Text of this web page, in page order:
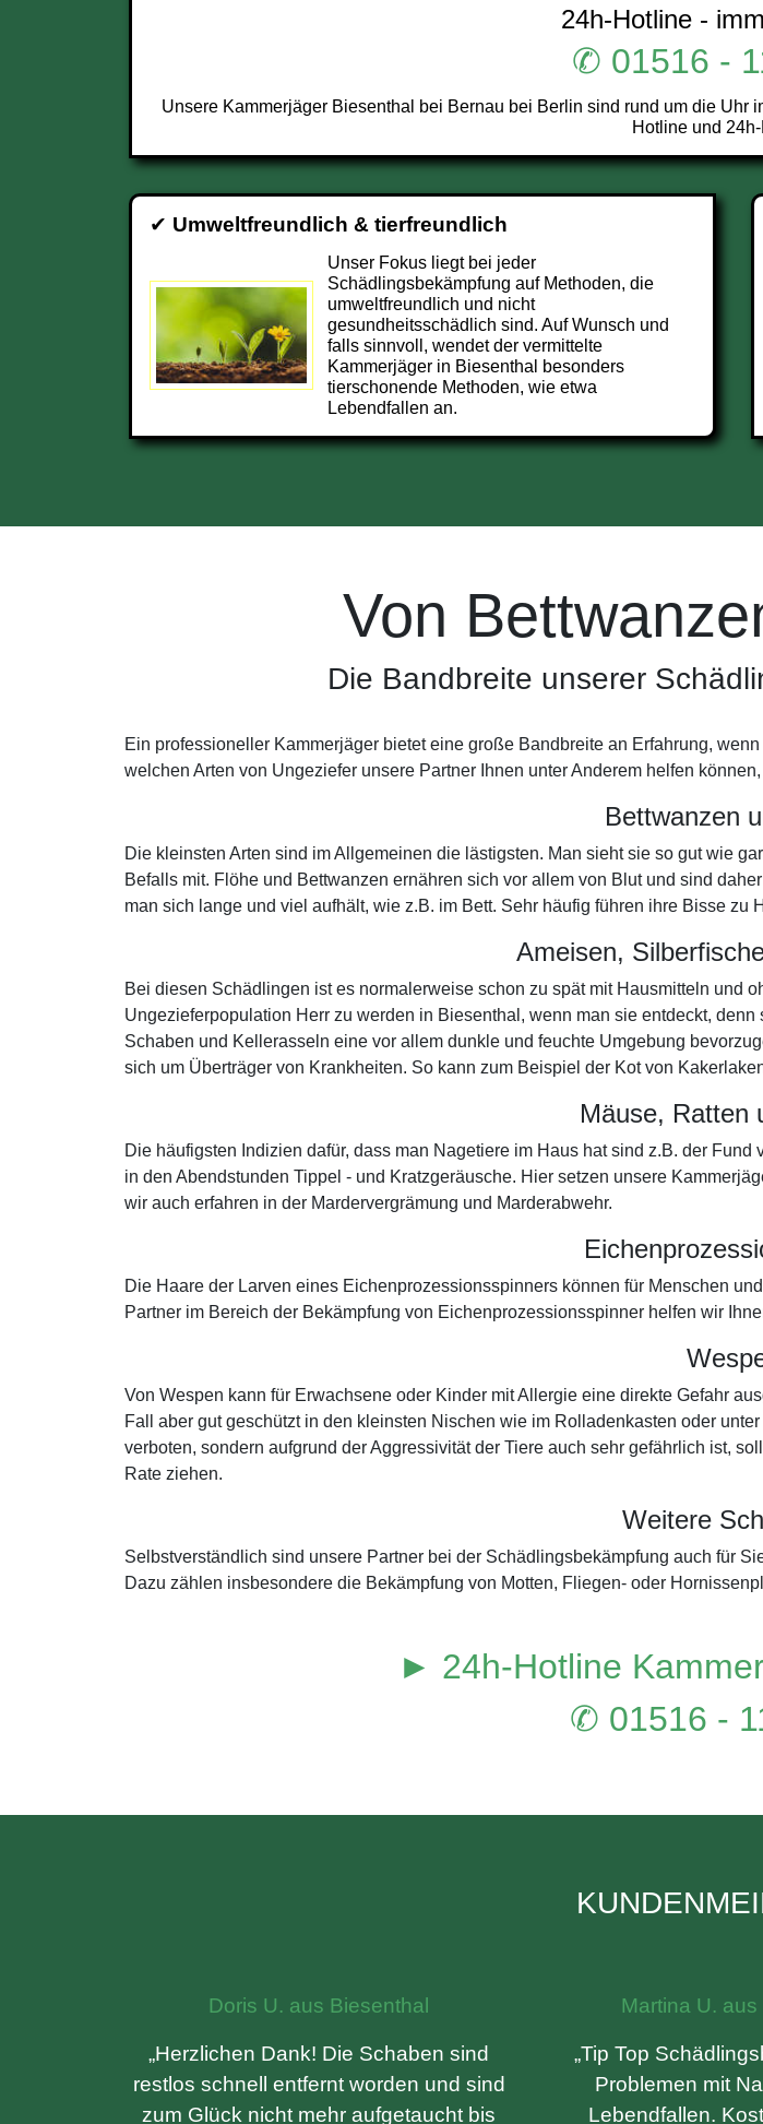
24h-Hotline -
✆ 01516 -
Unsere Kammerjäger Biesenthal bei Bernau bei Berlin sind rund um die Uhr
Hotline und
✔ Umweltfreundlich & tierfreundlich
Unser Fokus liegt bei jeder
Schädlingsbekämpfung auf Methoden, die
umweltfreundlich und nicht
gesundheitsschädlich sind. Auf Wunsch und
falls sinnvoll, wendet der vermittelte
Kammerjäger in Biesenthal besonders
tierschonende Methoden, wie etwa
Lebendfallen an.
Von
Die Bandbreite unserer
Ein professioneller Kammerjäger bietet eine große Bandbreite an Erfahrung,
welchen Arten von Ungeziefer unsere Partner Ihnen unter Anderem helfen
Bettwanzen
Die kleinsten Arten sind im Allgemeinen die lästigsten. Man sieht sie so gut wie
Befalls mit. Flöhe und Bettwanzen ernähren sich vor allem von Blut und sind
man sich lange und viel aufhält, wie z.B. im Bett. Sehr häufig führen ihre Bisse
Ameisen,
Bei diesen Schädlingen ist es normalerweise schon zu spät mit Hausmitteln und
Ungezieferpopulation Herr zu werden in Biesenthal, wenn man sie entdeckt,
Schaben und Kellerasseln eine vor allem dunkle und feuchte Umgebung
sich um Überträger von Krankheiten. So kann zum Beispiel der Kot von
Mäuse, Ratten
Die häufigsten Indizien dafür, dass man Nagetiere im Haus hat sind z.B. der
in den Abendstunden Tippel - und Kratzgeräusche. Hier setzen unsere
wir auch erfahren in der Mardervergrämung und Marderabwehr.
Die Haare der Larven eines Eichenprozessionsspinners können für Menschen
Partner im Bereich der Bekämpfung von Eichenprozessionsspinner helfen wir
Von Wespen kann für Erwachsene oder Kinder mit Allergie eine direkte Gefahr
Fall aber gut geschützt in den kleinsten Nischen wie im Rolladenkasten oder
verboten, sondern aufgrund der Aggressivität der Tiere auch sehr gefährlich ist,
Rate ziehen.
Weitere
Selbstverständlich sind unsere Partner bei der Schädlingsbekämpfung auch für
Dazu zählen insbesondere die Bekämpfung von Motten, Fliegen- oder
► 24h-Hotline
✆ 01516 -
Doris U. aus Biesenthal
„Herzlichen Dank! Die Schaben sind
restlos schnell entfernt worden und sind
zum Glück nicht mehr aufgetaucht bis
Martina U.
„Tip Top
Problemen mit
Lebendfallen.